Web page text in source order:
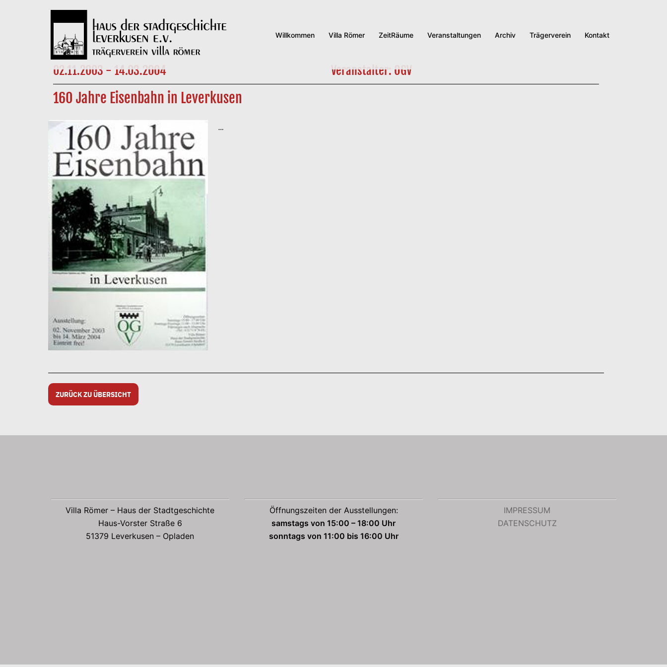
Willkommen Villa Römer ZeitRäume Veranstaltungen Archiv Trägerverein Kontakt
02.11.2003 - 14.03.2004 Veranstalter: OGV
160 Jahre Eisenbahn in Leverkusen
…
ZURÜCK ZU ÜBERSICHT
Villa Römer – Haus der Stadtgeschichte
Haus-Vorster Straße 6
51379 Leverkusen – Opladen
Öffnungszeiten der Ausstellungen:
samstags von 15:00 – 18:00 Uhr
sonntags von 11:00 bis 16:00 Uhr
IMPRESSUM
DATENSCHUTZ